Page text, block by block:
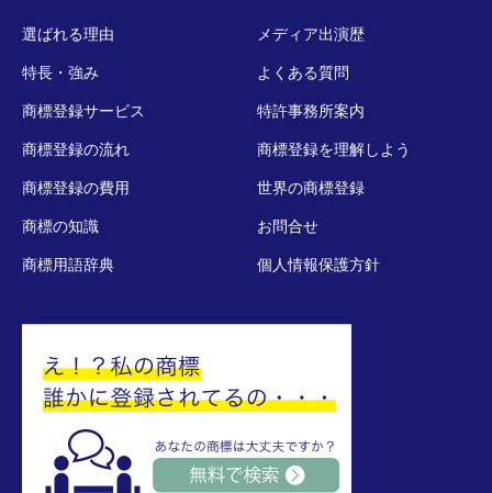
選ばれる理由
特長・強み
商標登録サービス
商標登録の流れ
商標登録の費用
商標の知識
商標用語辞典
メディア出演歴
よくある質問
特許事務所案内
商標登録を理解しよう
世界の商標登録
お問合せ
個人情報保護方針